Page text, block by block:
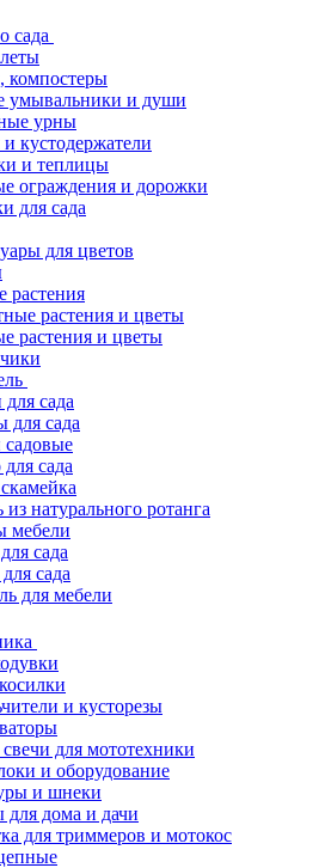
сада
компостеры
умывальники и души
урны
кустодержатели
и теплицы
ограждения и дорожки
для сада
для цветов
растения
растения и цветы
растения и цветы
сада
для сада
садовые
сада
натурального ротанга
мебели
сада
сада
для мебели
и кусторезы
для мототехники
и оборудование
и шнеки
для дома и дачи
для триммеров и мотокос